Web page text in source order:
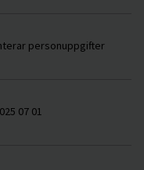
personuppgifter
07 01